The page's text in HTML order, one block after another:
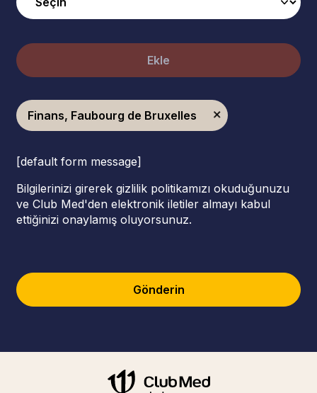
Ekle
Finans, Faubourg de Bruxelles
[default form message]
Bilgilerinizi girerek gizlilik politikamızı okuduğunuzu
ve Club Med'den elektronik iletiler almayı kabul
ettiğinizi onaylamış oluyorsunuz.
Gönderin